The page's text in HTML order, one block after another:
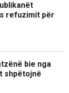
refuzimit për
bie nga
shpëtojnë